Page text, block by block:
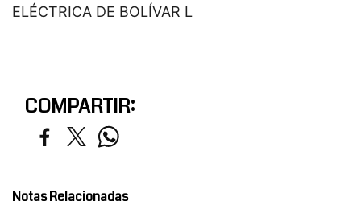
ELÉCTRICA DE BOLÍVAR L
COMPARTIR:
Notas Relacionadas